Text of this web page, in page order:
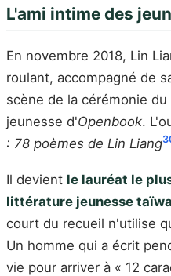
L'ami intime des
En novembre 2018, Lin
roulant, accompagné de
scène de la cérémonie
jeunesse d'Openbook.
: 78 poèmes de Lin Liang
Il devient le lauréat le
littérature jeunesse
court du recueil n'utilise
Un homme qui a écrit
vie pour arriver à « 12